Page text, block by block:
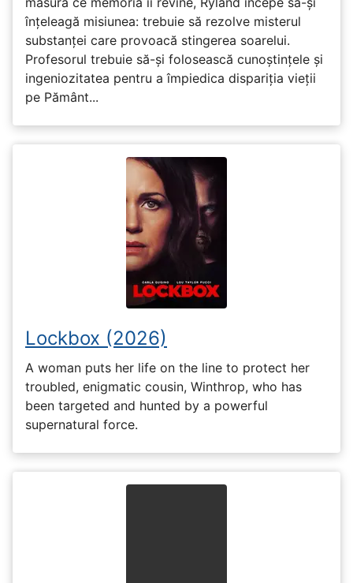
înțeleagă misiunea: trebuie să rezolve misterul
substanței care provoacă stingerea soarelui.
Profesorul trebuie să-și folosească cunoștințele și
ingeniozitatea pentru a împiedica dispariția vieții
pe Pământ...
Lockbox (2026)
A woman puts her life on the line to protect her
troubled, enigmatic cousin, Winthrop, who has
been targeted and hunted by a powerful
supernatural force.